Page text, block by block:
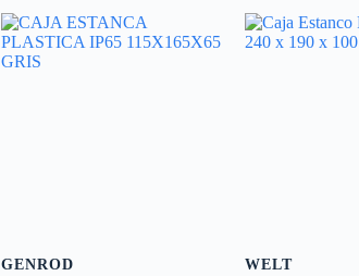
GENROD WELT